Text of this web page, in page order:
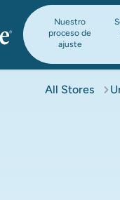
Nuestro
proceso de
ajuste
All Stores